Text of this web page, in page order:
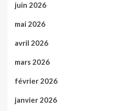
juin 2026
mai 2026
avril 2026
mars 2026
février 2026
janvier 2026